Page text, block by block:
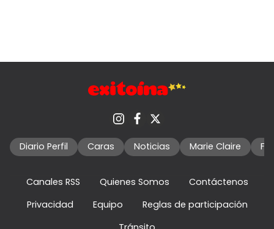
Diario Perfil Caras Noticias Marie Claire
Canales RSS Quienes Somos
Contáctenos
Privacidad
Equipo
Reglas de participación